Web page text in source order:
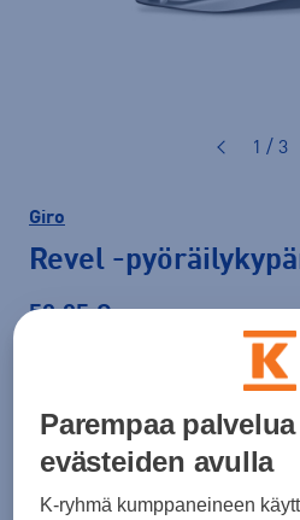
1 / 3
Giro
Revel -
59,95 €
Parempaa palvelua
evästeiden avulla
K-ryhmä kumppaneineen